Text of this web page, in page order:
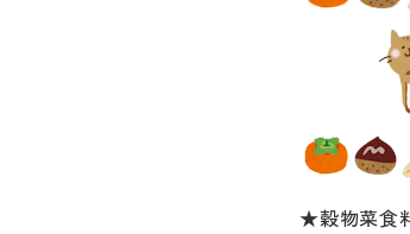
★穀物菜食